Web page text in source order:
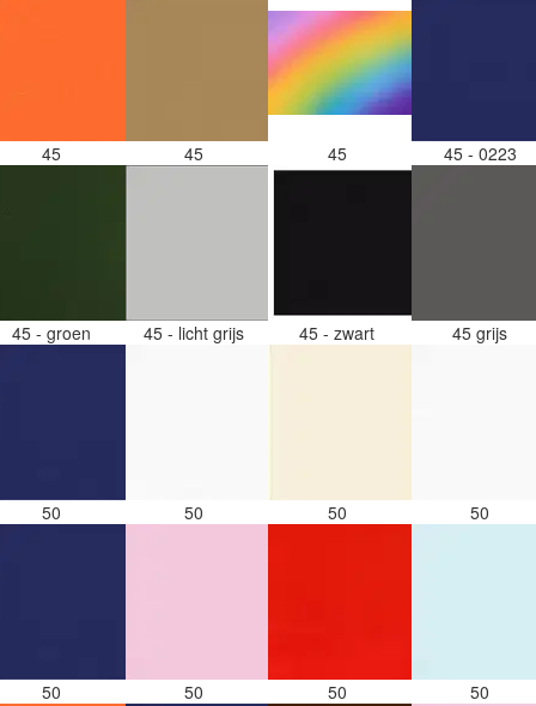
45 45 45 45 - 0223
45 - groen 45 - licht grijs 45 - zwart 45 grijs
50 50 50 50
50 50 50 50